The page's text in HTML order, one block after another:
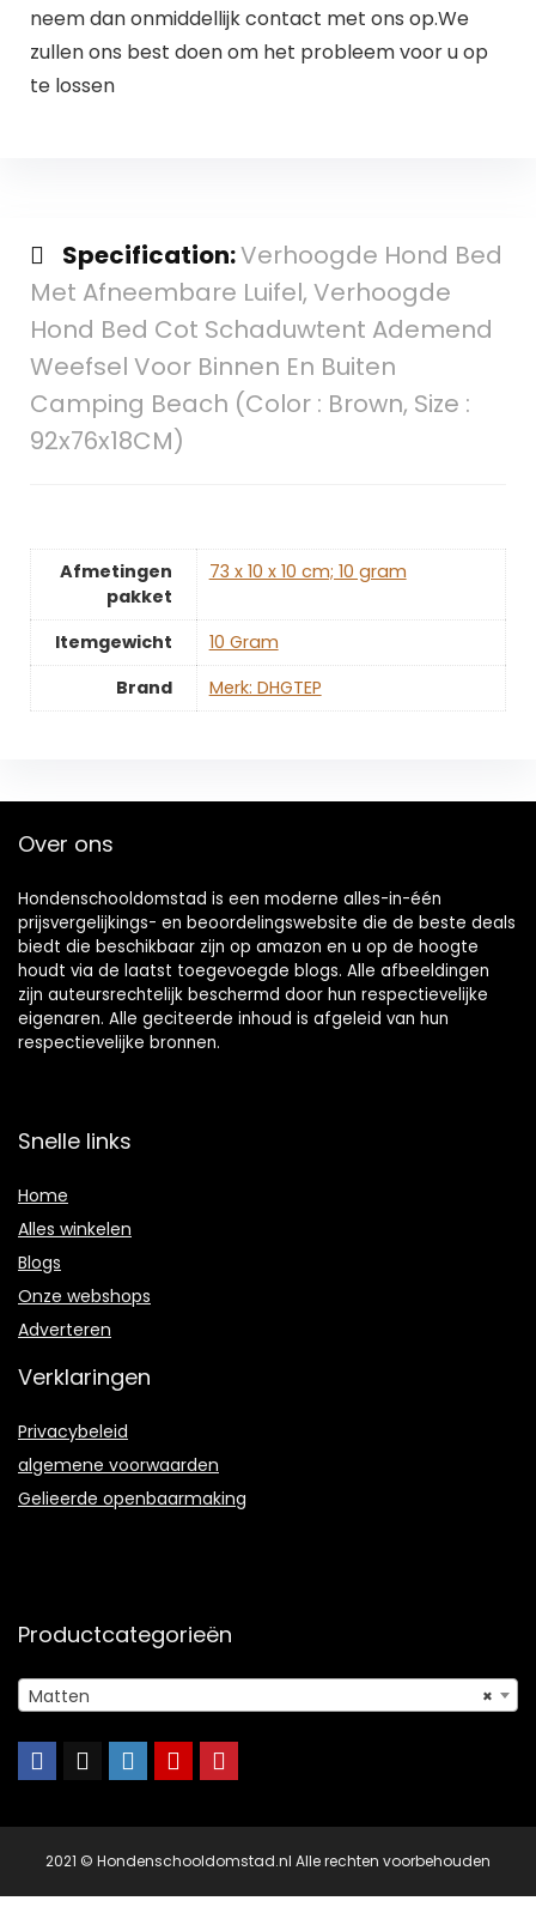
neem dan onmiddellijk contact met ons op.We
zullen ons best doen om het probleem voor u op
te lossen
Specification:Verhoogde Hond Bed
Met Afneembare Luifel, Verhoogde
Hond Bed Cot Schaduwtent Ademend
Weefsel Voor Binnen En Buiten
Camping Beach (Color : Brown, Size :
92x76x18CM)
Afmetingen
pakket
‎73 x 10 x 10 cm; 10 gram
Itemgewicht
‎10 Gram
Brand
Merk: DHGTEP
Over ons
Hondenschooldomstad is een moderne alles-in-één
prijsvergelijkings- en beoordelingswebsite die de beste deals
biedt die beschikbaar zijn op amazon en u op de hoogte
houdt via de laatst toegevoegde blogs. Alle afbeeldingen
zijn auteursrechtelijk beschermd door hun respectievelijke
eigenaren. Alle geciteerde inhoud is afgeleid van hun
respectievelijke bronnen.
Snelle links
Home
Alles winkelen
Blogs
Onze webshops
Adverteren
Verklaringen
Privacybeleid
algemene voorwaarden
Gelieerde openbaarmaking
Productcategorieën
×
Matten
2021 © Hondenschooldomstad.nl Alle rechten voorbehouden